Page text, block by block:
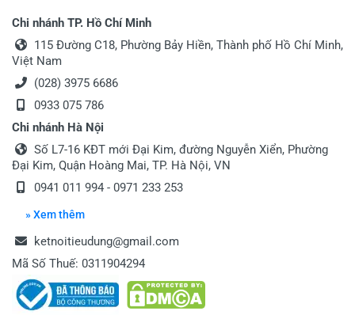
Chi nhánh TP. Hồ Chí Minh
115 Đường C18, Phường Bảy Hiền, Thành phố Hồ Chí Minh,
Việt Nam
(028) 3975 6686
0933 075 786
Chi nhánh Hà Nội
Số L7-16 KĐT mới Đại Kim, đường Nguyễn Xiển, Phường
Đại Kim, Quận Hoàng Mai, TP. Hà Nội, VN
0941 011 994 - 0971 233 253
» Xem thêm
ketnoitieudung@gmail.com
Mã Số Thuế: 0311904294